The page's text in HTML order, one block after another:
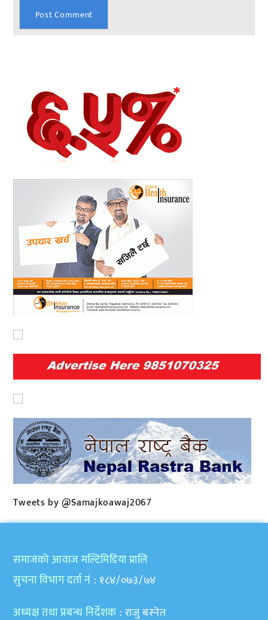
Tweets by @Samajkoawaj2067
समाजकाे आवाज मल्टिमिडिया प्रालि
सुचना विभाग दर्ता नं : १८४/०७३/७४
अध्यक्ष तथा प्रबन्ध निर्देशक : राजु बस्नेत